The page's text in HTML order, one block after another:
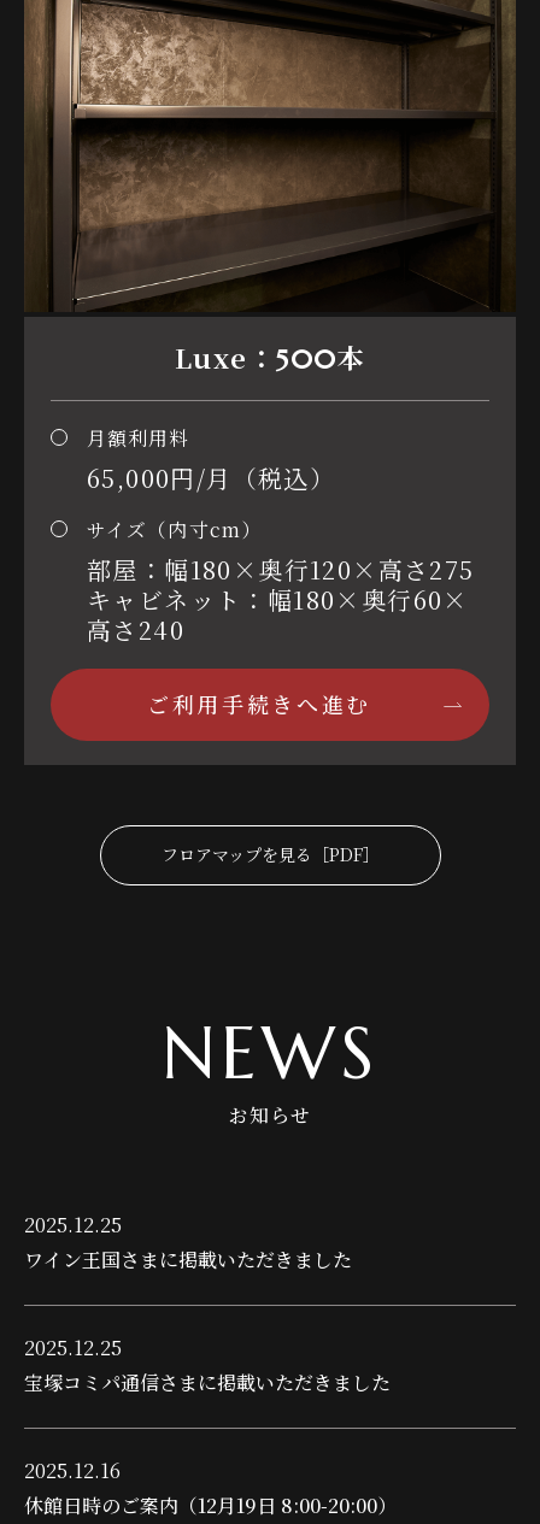
Luxe：500本
月額利用料
65,000円/月（税込）
サイズ（内寸cm）
部屋：幅180×奥行120×高さ275
キャビネット：幅180×奥行60×
高さ240
ご利用手続きへ進む
フロアマップを見る［PDF］
NEWS
お知らせ
2025.12.25
ワイン王国さまに掲載いただきました
2025.12.25
宝塚コミパ通信さまに掲載いただきました
2025.12.16
休館日時のご案内（12月19日 8:00-20:00）